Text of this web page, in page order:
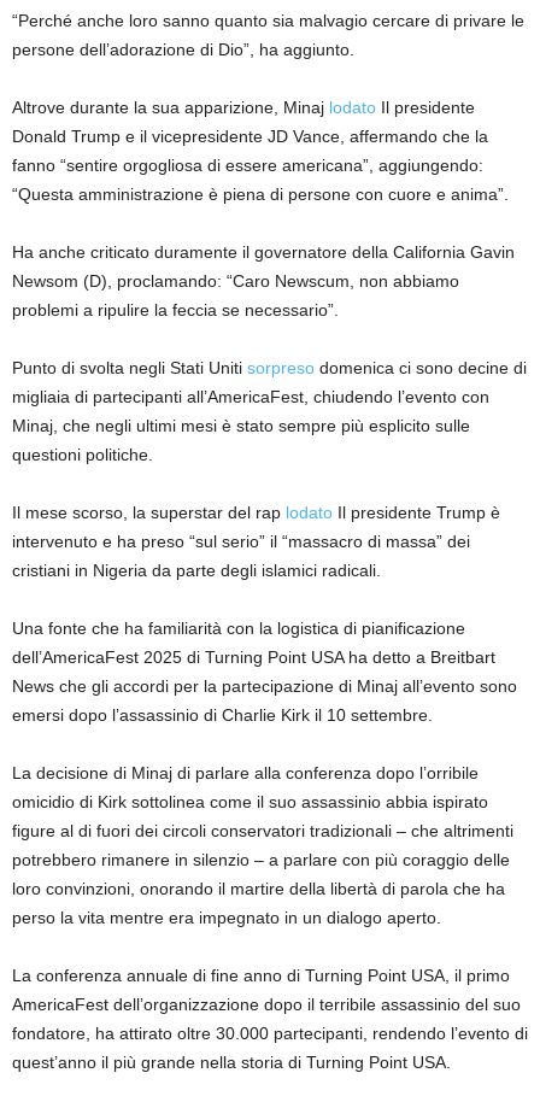
“Perché anche loro sanno quanto sia malvagio cercare di privare le
persone dell’adorazione di Dio”, ha aggiunto.
Altrove durante la sua apparizione, Minaj lodato Il presidente
Donald Trump e il vicepresidente JD Vance, affermando che la
fanno “sentire orgogliosa di essere americana”, aggiungendo:
“Questa amministrazione è piena di persone con cuore e anima”.
Ha anche criticato duramente il governatore della California Gavin
Newsom (D), proclamando: “Caro Newscum, non abbiamo
problemi a ripulire la feccia se necessario”.
Punto di svolta negli Stati Uniti sorpreso domenica ci sono decine di
migliaia di partecipanti all’AmericaFest, chiudendo l’evento con
Minaj, che negli ultimi mesi è stato sempre più esplicito sulle
questioni politiche.
Il mese scorso, la superstar del rap lodato Il presidente Trump è
intervenuto e ha preso “sul serio” il “massacro di massa” dei
cristiani in Nigeria da parte degli islamici radicali.
Una fonte che ha familiarità con la logistica di pianificazione
dell’AmericaFest 2025 di Turning Point USA ha detto a Breitbart
News che gli accordi per la partecipazione di Minaj all’evento sono
emersi dopo l’assassinio di Charlie Kirk il 10 settembre.
La decisione di Minaj di parlare alla conferenza dopo l’orribile
omicidio di Kirk sottolinea come il suo assassinio abbia ispirato
figure al di fuori dei circoli conservatori tradizionali – che altrimenti
potrebbero rimanere in silenzio – a parlare con più coraggio delle
loro convinzioni, onorando il martire della libertà di parola che ha
perso la vita mentre era impegnato in un dialogo aperto.
La conferenza annuale di fine anno di Turning Point USA, il primo
AmericaFest dell’organizzazione dopo il terribile assassinio del suo
fondatore, ha attirato oltre 30.000 partecipanti, rendendo l’evento di
quest’anno il più grande nella storia di Turning Point USA.